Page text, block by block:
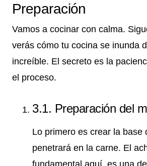
Preparación
Vamos a cocinar con calma.
verás cómo tu cocina se inunda
increíble. El secreto es la
el proceso.
3.1. Preparación del
Lo primero es crear la base
penetrará en la carne. El
fundamental aquí, es una